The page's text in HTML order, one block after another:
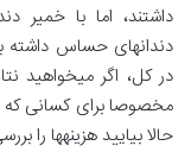
داشتند، اما با
دندانهای حساس داشته
در کل، اگر میخواهید
حالا بیایید هزینهها را